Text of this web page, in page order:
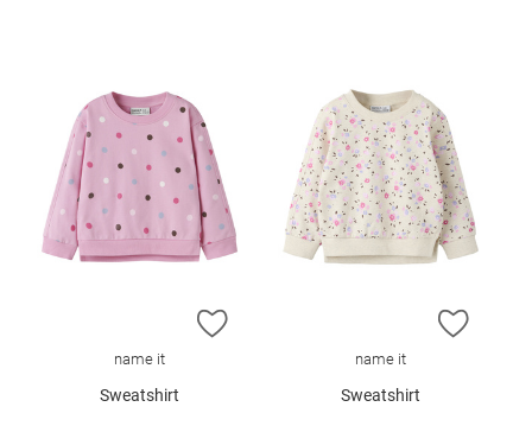
ZUR WUNSCHLISTE HINZUFÜGEN
name it
Sweatshirt
ZUR
name it
Sweatshirt